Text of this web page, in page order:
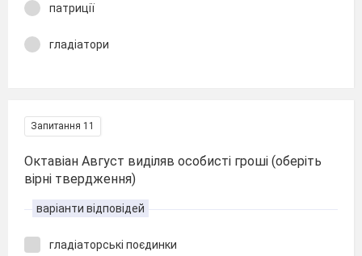
патриції
гладіатори
Запитання 11
Октавіан Август виділяв особисті гроші (оберіть
вірні твердження)
варіанти відповідей
гладіаторські поєдинки